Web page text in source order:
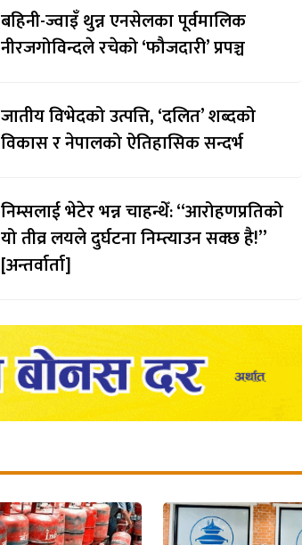
बहिनी-ज्वाइँ थुन्न एनसेलका पूर्वमालिक
नीरजगोविन्दले रचेको ‘फौजदारी’ प्रपञ्च
जातीय विभेदको उत्पत्ति, ‘दलित’ शब्दको
विकास र नेपालको ऐतिहासिक सन्दर्भ
निम्सलाई भेटेर भन्न चाहन्थेँ: “आरोहणप्रतिको
यो तीव्र लयले दुर्घटना निम्त्याउन सक्छ है!”
[अन्तर्वार्ता]